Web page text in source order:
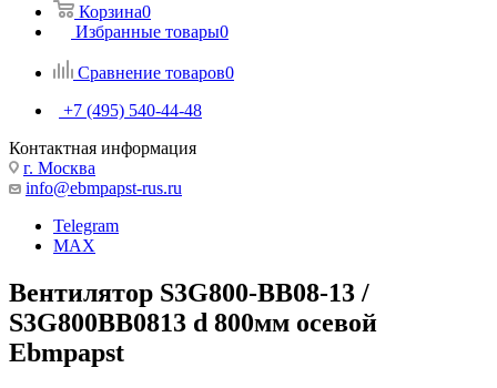
Корзина0
Избранные товары0
Сравнение товаров0
+7 (495) 540-44-48
Контактная информация
г. Москва
info@ebmpapst-rus.ru
Telegram
MAX
Вентилятор S3G800-BB08-13 /
S3G800BB0813 d 800мм осевой
Ebmpapst